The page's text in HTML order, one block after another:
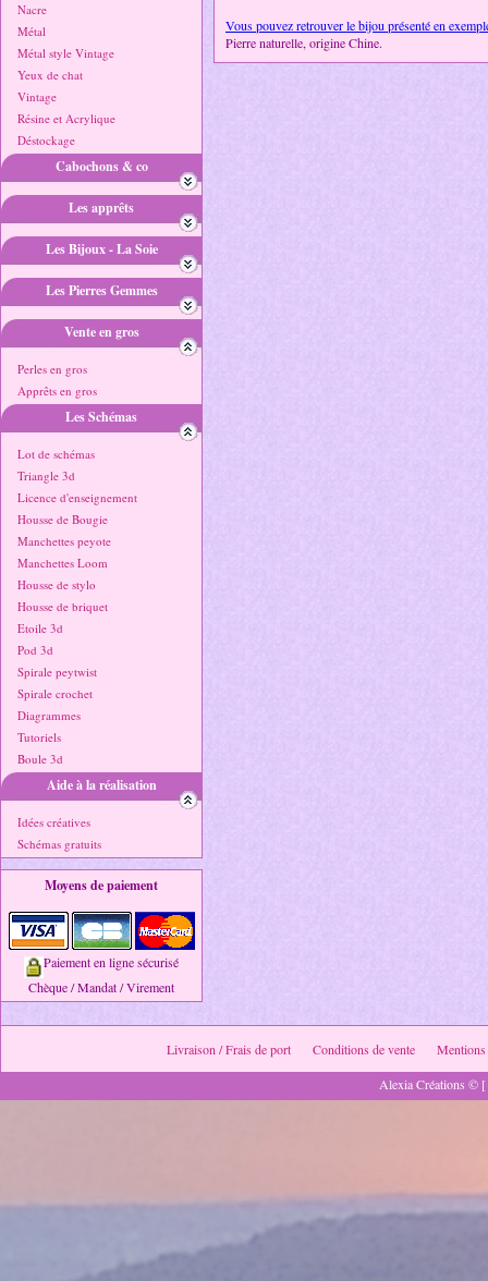
Nacre
Métal
Métal style Vintage
Yeux de chat
Vintage
Résine et Acrylique
Déstockage
Cabochons & co
Les apprêts
Les Bijoux - La Soie
Les Pierres Gemmes
Vente en gros
Perles en gros
Apprêts en gros
Les Schémas
Lot de schémas
Triangle 3d
Licence d'enseignement
Housse de Bougie
Manchettes peyote
Manchettes Loom
Housse de stylo
Housse de briquet
Etoile 3d
Pod 3d
Spirale peytwist
Spirale crochet
Diagrammes
Tutoriels
Boule 3d
Aide à la réalisation
Idées créatives
Schémas gratuits
Moyens de paiement
Paiement en ligne sécurisé
Chèque / Mandat / Virement
Vous pouvez retrouver le bijou présenté en
Pierre naturelle, origine Chine.
Livraison / Frais de port Conditions de vente
Mentions
Alexia Créations ©